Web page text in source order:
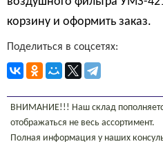
корзину и оформить заказ.
Поделиться в соцсетях:
ВНИМАНИЕ!!! Наш склад
отображаться не весь ассортимент.
Полная информация у наших